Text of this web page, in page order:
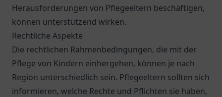
Herausforderungen von Pflegeeltern beschäftigen,
können unterstützend wirken.
Rechtliche Aspekte
Die rechtlichen Rahmenbedingungen, die mit der
Pflege von Kindern einhergehen, können je nach
Region unterschiedlich sein. Pflegeeltern sollten sich
informieren, welche Rechte und Pflichten sie haben,